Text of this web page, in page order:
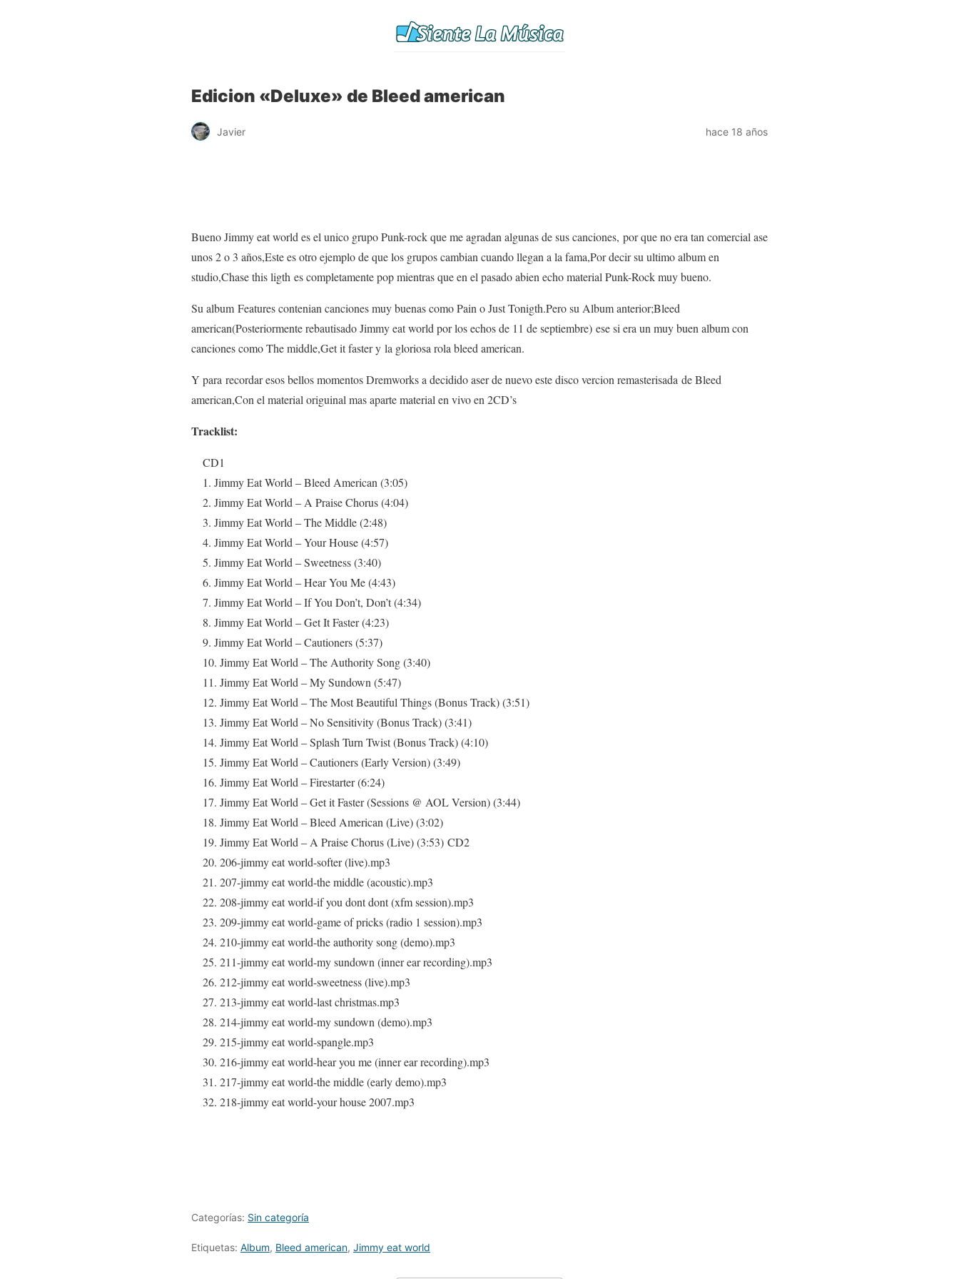
Edicion «Deluxe» de Bleed american
Javier hace 18 años
Bueno Jimmy eat world es el unico grupo Punk-rock que me agradan algunas de sus canciones, por que no era tan comercial ase
unos 2 o 3 años,Este es otro ejemplo de que los grupos cambian cuando llegan a la fama,Por decir su ultimo album en
studio,Chase this ligth es completamente pop mientras que en el pasado abien echo material Punk-Rock muy bueno.
Su album Features contenian canciones muy buenas como Pain o Just Tonigth.Pero su Album anterior;Bleed
american(Posteriormente rebautisado Jimmy eat world por los echos de 11 de septiembre) ese si era un muy buen album con
canciones como The middle,Get it faster y la gloriosa rola bleed american.
Y para recordar esos bellos momentos Dremworks a decidido aser de nuevo este disco vercion remasterisada de Bleed
american,Con el material origuinal mas aparte material en vivo en 2CD’s
Tracklist:
CD1
1. Jimmy Eat World – Bleed American (3:05)
2. Jimmy Eat World – A Praise Chorus (4:04)
3. Jimmy Eat World – The Middle (2:48)
4. Jimmy Eat World – Your House (4:57)
5. Jimmy Eat World – Sweetness (3:40)
6. Jimmy Eat World – Hear You Me (4:43)
7. Jimmy Eat World – If You Don’t, Don’t (4:34)
8. Jimmy Eat World – Get It Faster (4:23)
9. Jimmy Eat World – Cautioners (5:37)
10. Jimmy Eat World – The Authority Song (3:40)
11. Jimmy Eat World – My Sundown (5:47)
12. Jimmy Eat World – The Most Beautiful Things (Bonus Track) (3:51)
13. Jimmy Eat World – No Sensitivity (Bonus Track) (3:41)
14. Jimmy Eat World – Splash Turn Twist (Bonus Track) (4:10)
15. Jimmy Eat World – Cautioners (Early Version) (3:49)
16. Jimmy Eat World – Firestarter (6:24)
17. Jimmy Eat World – Get it Faster (Sessions @ AOL Version) (3:44)
18. Jimmy Eat World – Bleed American (Live) (3:02)
19. Jimmy Eat World – A Praise Chorus (Live) (3:53) CD2
20. 206-jimmy eat world-softer (live).mp3
21. 207-jimmy eat world-the middle (acoustic).mp3
22. 208-jimmy eat world-if you dont dont (xfm session).mp3
23. 209-jimmy eat world-game of pricks (radio 1 session).mp3
24. 210-jimmy eat world-the authority song (demo).mp3
25. 211-jimmy eat world-my sundown (inner ear recording).mp3
26. 212-jimmy eat world-sweetness (live).mp3
27. 213-jimmy eat world-last christmas.mp3
28. 214-jimmy eat world-my sundown (demo).mp3
29. 215-jimmy eat world-spangle.mp3
30. 216-jimmy eat world-hear you me (inner ear recording).mp3
31. 217-jimmy eat world-the middle (early demo).mp3
32. 218-jimmy eat world-your house 2007.mp3
Categorías: Sin categoría
Etiquetas: Album, Bleed american, Jimmy eat world